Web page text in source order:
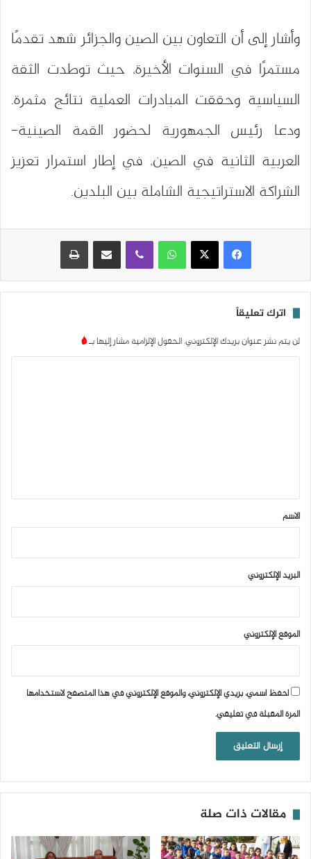
وأشار إلى أن التعاون بين الصين والجزائر شهد تقدمًا
مستمرًا في السنوات الأخيرة، حيث توطدت الثقة
السياسية وحققت المبادرات العملية نتائج مثمرة.
ودعا رئيس الجمهورية لحضور القمة الصينية-
العربية الثانية في الصين، في إطار استمرار تعزيز
الشراكة الاستراتيجية الشاملة بين البلدين.
واتساب مشاركة عبر البريد
اترك تعليقاً
لن يتم نشر عنوان بريدك الإلكتروني.الحقول الإلزامية مشار إليها بـ*
*
الاسم
البريد الإلكتروني
الموقع الإلكتروني
احفظ اسمي، بريدي الإلكتروني، والموقع الإلكتروني في هذا المتصفح لاستخدامها
المرة المقبلة في تعليقي.
مقالات ذات صلة